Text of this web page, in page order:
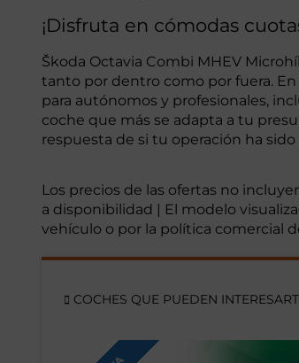
¡Disfruta en cómodas
Škoda Octavia Combi MHEV
tanto por dentro como por fuera.
para autónomos y profesionales,
coche que más se adapta a tu
respuesta de si tu operación ha sido
Los precios de las ofertas no
a disponibilidad | El modelo
vehículo o por la política comercial
COCHES QUE PUEDEN